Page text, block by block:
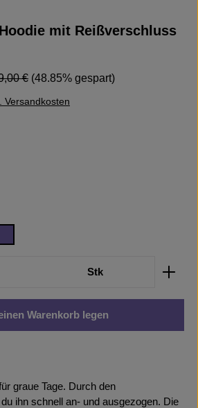
mit Reißverschluss
Preis:
€ (48.85% gespart)
Versandkosten
den gewünschten Wert ein
Stk
Warenkorb legen
graue Tage. Durch den
ihn schnell an- und ausgezogen. Die